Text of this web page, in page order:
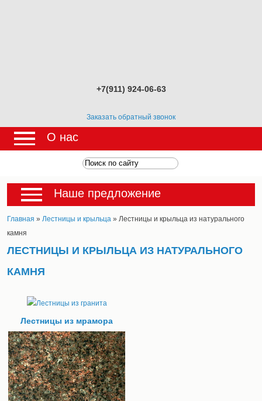
+7(911) 924-06-63
Заказать обратный звонок
О нас
Наше предложение
Главная » Лестницы и крыльца » Лестницы и крыльца из натурального
камня
ЛЕСТНИЦЫ И КРЫЛЬЦА ИЗ НАТУРАЛЬНОГО
КАМНЯ
Лестницы из мрамора